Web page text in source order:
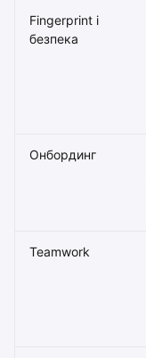
Fingerprint і
безпека
Онбординг
Teamwork